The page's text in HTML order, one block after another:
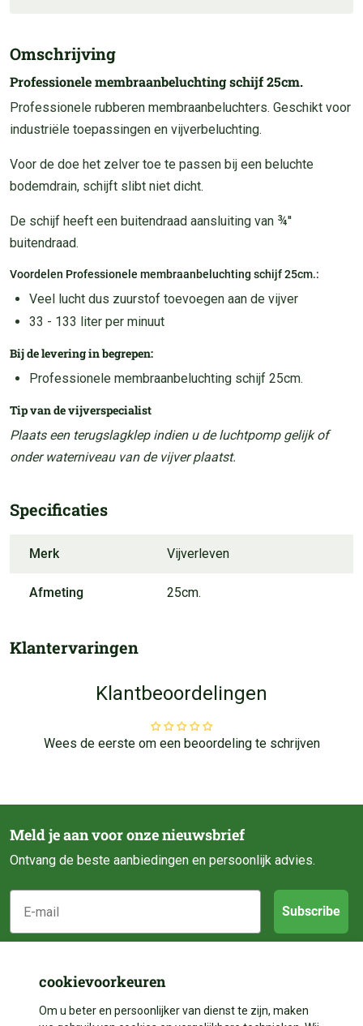
Omschrijving
Professionele membraanbeluchting schijf 25cm.
Professionele rubberen membraanbeluchters. Geschikt voor
industriële toepassingen en vijverbeluchting.
Voor de doe het zelver toe te passen bij een beluchte
bodemdrain, schijft slibt niet dicht.
De schijf heeft een buitendraad aansluiting van ¾''
buitendraad.
Voordelen Professionele membraanbeluchting schijf 25cm.:
Veel lucht dus zuurstof toevoegen aan de vijver
33 - 133 liter per minuut
Bij de levering in begrepen:
Professionele membraanbeluchting schijf 25cm.
Tip van de vijverspecialist
Plaats een terugslagklep indien u de luchtpomp gelijk of
onder waterniveau van de vijver plaatst.
Specificaties
Merk Vijverleven
Afmeting 25cm.
Klantervaringen
Klantbeoordelingen
Wees de eerste om een beoordeling te schrijven
Meld je aan voor onze nieuwsbrief
Ontvang de beste aanbiedingen en persoonlijk advies.
E-mail
Subscribe
Klantenservice
Over ons
Categorieën
cookievoorkeuren
Om u beter en persoonlijker van dienst te zijn, maken